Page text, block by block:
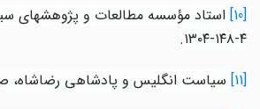
سیاست انگلیس و پادشاهی رضاشاه، ص٢٧٦.